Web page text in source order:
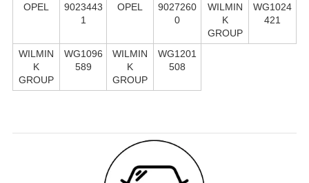
OPEL
9023443
1
OPEL
9027260
0
WILMIN
K
GROUP
WG1024
421
WILMIN
K
GROUP
WG1096
589
WILMIN
K
GROUP
WG1201
508